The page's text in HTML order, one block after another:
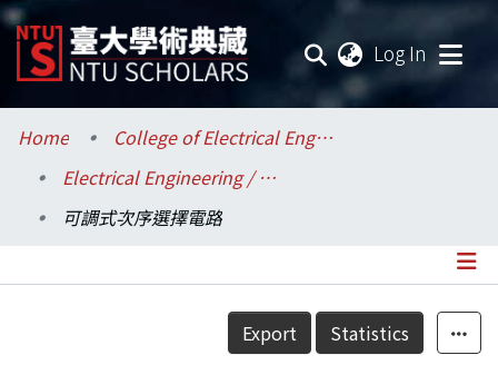
Log In
Communities & Collections
Research Outputs
Home
College of Electrical Engineering and Computer Science / 電機資訊學院
Electrical Engineering / 電機工程學系
可調式次序選擇電路
Details
Export Statistics